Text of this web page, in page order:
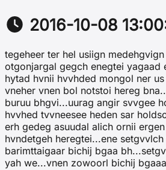
2016-10-08
tegeheer ter hel usiign
otgonjargal gegch enegtei yagaad
hytad hvnii hvvhded mongol ner
vneher vnen bol notstoi hereg
buruu bhgvi...uurag angir svvgee
hvvhed tvvneesee heden sar
erh gedeg asuudal alich ornii
hvndetgeh heregtei...ene
barimttaigaar bichij bgaa
yah we...vnen zowoorl bichij